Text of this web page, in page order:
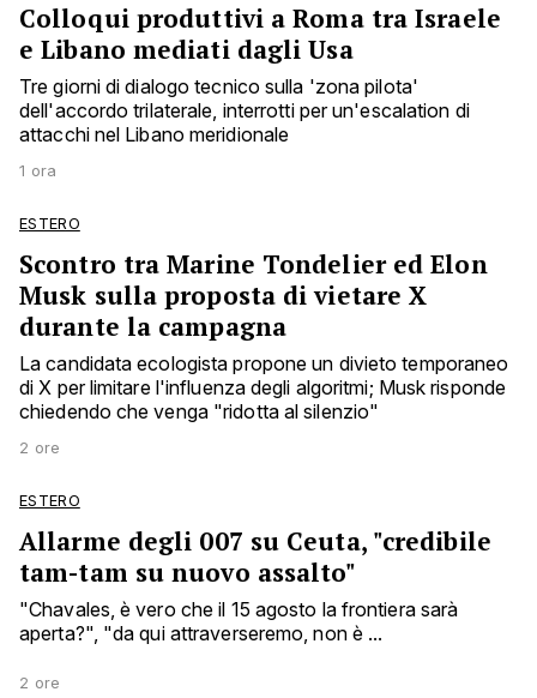
Colloqui produttivi a Roma tra Israele
e Libano mediati dagli Usa
Tre giorni di dialogo tecnico sulla 'zona pilota'
dell'accordo trilaterale, interrotti per un'escalation di
attacchi nel Libano meridionale
1 ora
ESTERO
Scontro tra Marine Tondelier ed Elon
Musk sulla proposta di vietare X
durante la campagna
La candidata ecologista propone un divieto temporaneo
di X per limitare l'influenza degli algoritmi; Musk risponde
chiedendo che venga "ridotta al silenzio"
2 ore
ESTERO
Allarme degli 007 su Ceuta, "credibile
tam-tam su nuovo assalto"
"Chavales, è vero che il 15 agosto la frontiera sarà
aperta?", "da qui attraverseremo, non è ...
2 ore